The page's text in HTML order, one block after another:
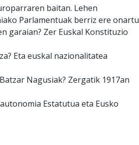
baitan. Lehen
Parlamentuak berriz ere onartu
garaian? Zer Euskal Konstituzio
Eta euskal nazionalitatea
Nagusiak? Zergatik 1917an
Estatutua eta Eusko